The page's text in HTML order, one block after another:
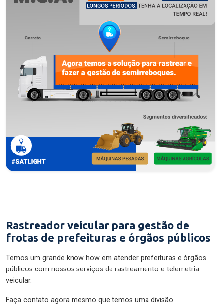
Rastreador veicular para gestão de
frotas de prefeituras e órgãos públicos
Temos um grande know how em atender prefeituras e órgãos
públicos com nossos serviços de rastreamento e telemetria
veicular.
Faça contato agora mesmo que temos uma divisão